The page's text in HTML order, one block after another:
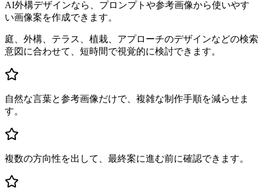
AI外構デザインなら、プロンプトや参考画像から使いやす
い画像案を作成できます。
庭、外構、テラス、植栽、アプローチのデザインなどの検索
意図に合わせて、短時間で視覚的に検討できます。
自然な言葉と参考画像だけで、複雑な制作手順を減らせま
す。
複数の方向性を出して、最終案に進む前に確認できます。